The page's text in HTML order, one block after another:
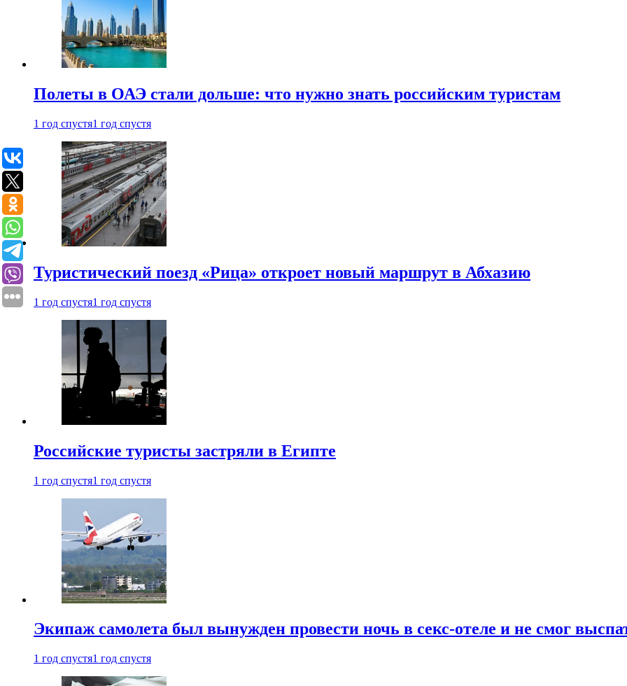
Полеты в ОАЭ стали дольше: что нужно знать российским туристам
1 год спустя1 год спустя
Туристический поезд «Рица» откроет новый маршрут в Абхазию
1 год спустя1 год спустя
Российские туристы застряли в Египте
1 год спустя1 год спустя
Экипаж самолета был вынужден провести ночь в секс-отеле и не смог
1 год спустя1 год спустя